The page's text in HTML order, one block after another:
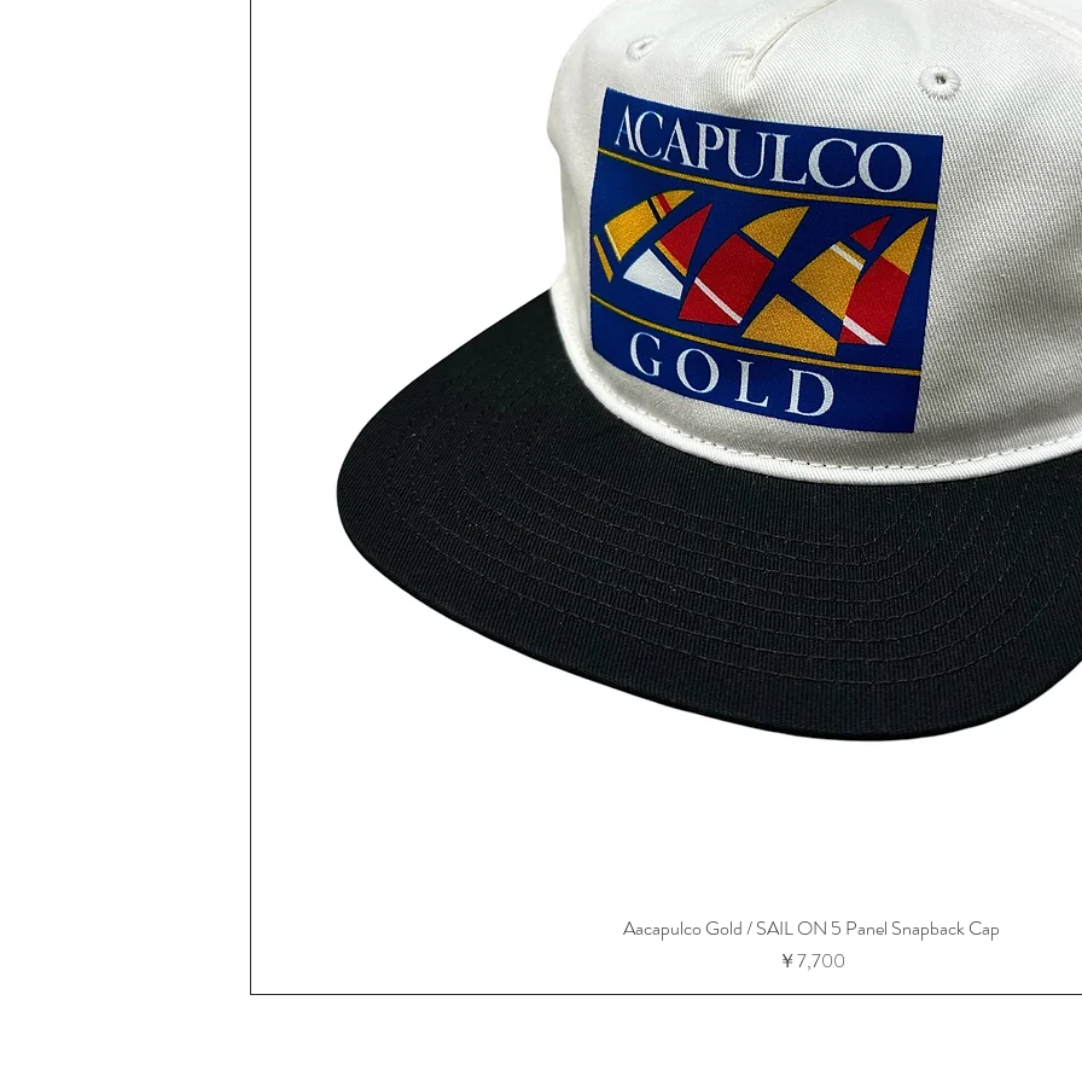
Aacapulco Gold / SAIL ON 5 Panel Snapback Cap
価格
￥7,700